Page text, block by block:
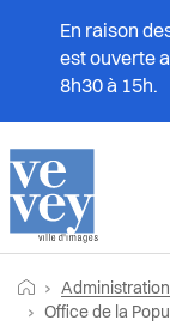
En raison
est ouverte
8h30 à 15h.
Accueil et
Fil
d'Ariane
Retourner vers la
Administration
Page actuelle:
Office de la